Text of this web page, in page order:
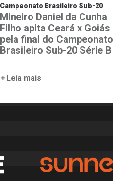
Campeonato Brasileiro Sub-20
Mineiro Daniel da Cunha
Filho apita Ceará x Goiás
pela final do Campeonato
Brasileiro Sub-20 Série B
Leia mais